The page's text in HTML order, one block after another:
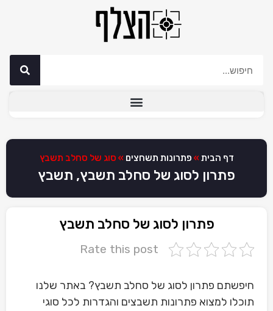
דף הבית » פתרונות תשחצים » סוג של סחלב תשבץ
פתרון לסוג של סחלב תשבץ, תשבץ
פתרון לסוג של סחלב תשבץ
Rate this post
חיפשתם פתרון לסוג של סחלב תשבץ? באתר שלנו
תוכלו למצוא פתרונות תשבצים והגדרות לכל סוגי